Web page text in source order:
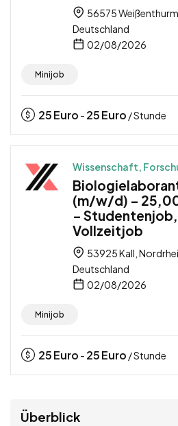
56575
Deutschland
02/08/2026
Minijob
25Euro - 25Euro / Stunde
Wissenschaft,
(m/w/d) –
–
Vollzeitjob
53925 Kall,
Deutschland
02/08/2026
Minijob
25Euro - 25Euro / Stunde
Überblick